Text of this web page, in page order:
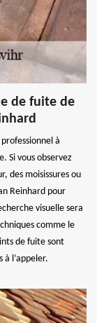
de fuite de
à
Si vous observez
des moisissures ou
Reinhard pour
visuelle sera
comme le
de fuite sont
à l’appeler.